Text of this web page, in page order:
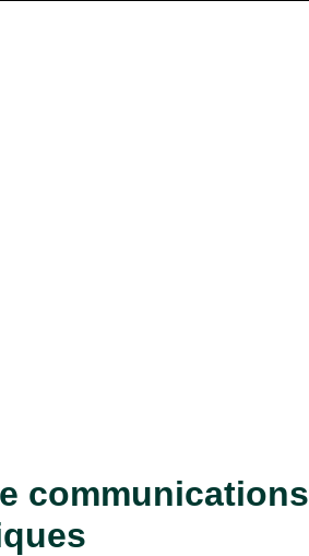
communications